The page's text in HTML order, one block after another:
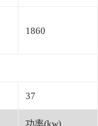
1860
37